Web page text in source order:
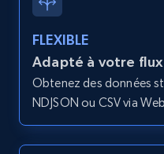
Youtube - Videos
posts by hashtags
URL, Title, Youtuber,
Video length, Likes,
FLEXIBLE
Adapté à votre
Obtenez des données
NDJSON ou CSV via